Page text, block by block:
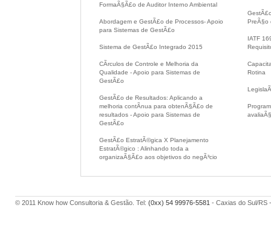
FormaÃ§Ã£o de Auditor Interno Ambiental
Abordagem e GestÃ£o de Processos- Apoio
para Sistemas de GestÃ£o
Sistema de GestÃ£o Integrado 2015
CÃ­rculos de Controle e Melhoria da
Qualidade - Apoio para Sistemas de
GestÃ£o
GestÃ£o de Resultados: Aplicando a
melhoria contÃ­nua para obtenÃ§Ã£o de
resultados - Apoio para Sistemas de
GestÃ£o
GestÃ£o EstratÃ©gica X Planejamento
EstratÃ©gico : Alinhando toda a
organizaÃ§Ã£o aos objetivos do negÃ³cio
PreÃ§o
IATF
Rotina
© 2011 Know how Consultoria & Gestão. Tel: (0xx) 54 99976-5581 - Caxias do Sul/RS